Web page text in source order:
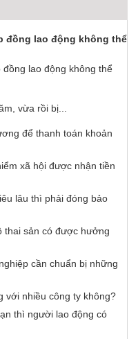
đồng lao động không thể
vừa rồi bị...
để thanh toán khoản
xã hội được nhận tiền
lâu thì phải đóng bảo
thai sản có được hưởng
cần chuẩn bị những
với nhiều công ty không?
thì người lao động có